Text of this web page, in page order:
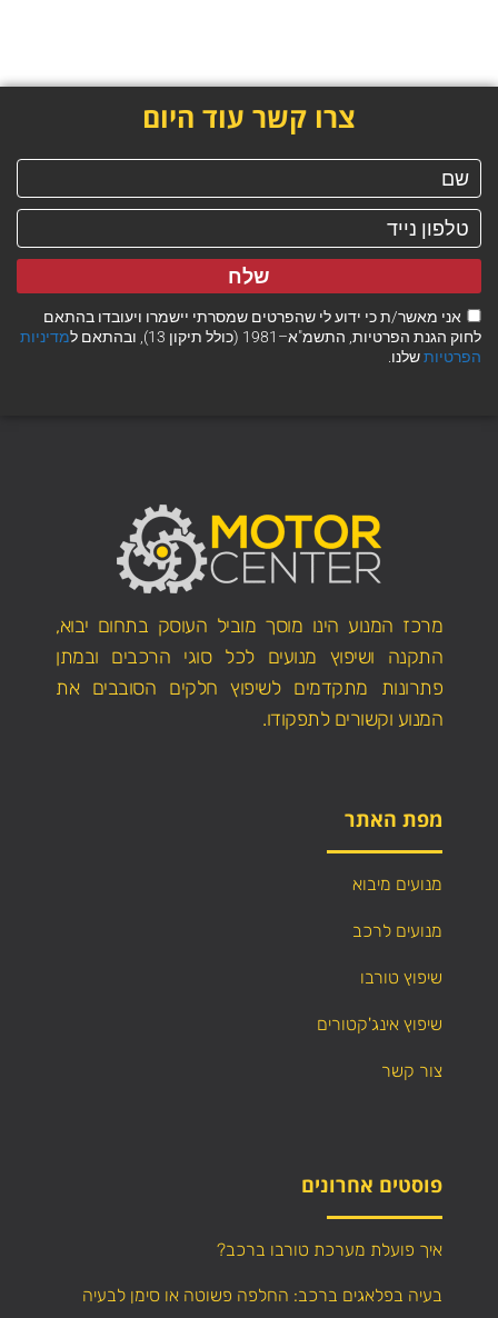
צרו קשר עוד היום
אני מאשר/ת כי ידוע לי שהפרטים שמסרתי יישמרו ויעובדו בהתאם
לחוק הגנת הפרטיות, התשמ"א–1981 (כולל תיקון 13), ובהתאם ל
מדיניות
הפרטיותשלנו.
שלח
מרכז המנוע הינו מוסך מוביל העוסק בתחום יבוא,
התקנה ושיפוץ מנועים לכל סוגי הרכבים ובמתן
פתרונות מתקדמים לשיפוץ חלקים הסובבים את
המנוע וקשורים לתפקודו.
מפת האתר
מנועים מיבוא
מנועים לרכב
שיפוץ טורבו
שיפוץ אינג'קטורים
צור קשר
פוסטים אחרונים
איך פועלת מערכת טורבו ברכב?
בעיה בפלאגים ברכב: החלפה פשוטה או סימן לבעיה